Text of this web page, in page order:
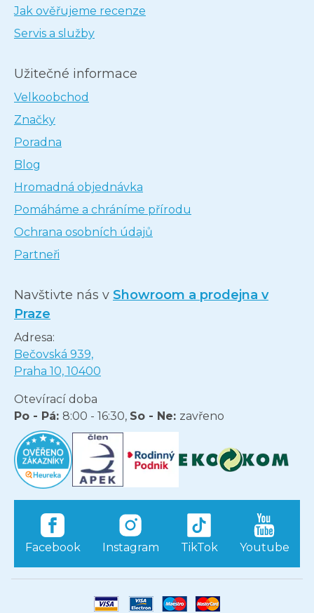
Jak ověřujeme recenze
Servis a služby
Užitečné informace
Velkoobchod
Značky
Poradna
Blog
Hromadná objednávka
Pomáháme a chráníme přírodu
Ochrana osobních údajů
Partneři
Navštivte nás v Showroom a prodejna v
Praze
Adresa:
Bečovská 939,
Praha 10, 10400
Otevírací doba
Po - Pá: 8:00 - 16:30, So - Ne: zavřeno
Facebook Instagram TikTok Youtube